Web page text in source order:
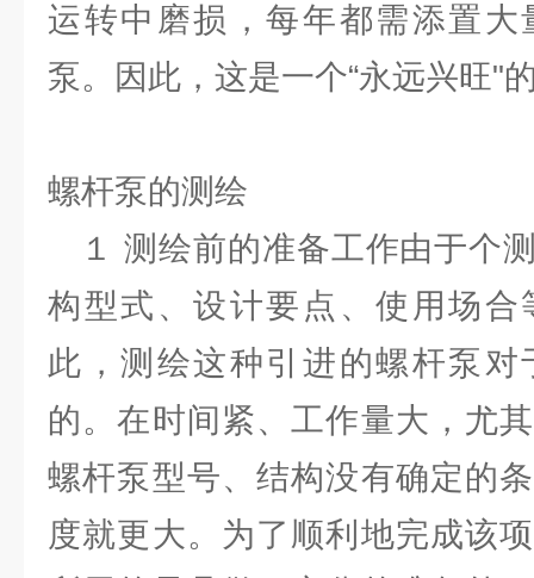
运转中磨损，每年都需添置大
泵。因此，这是一个“永远兴旺"
螺杆泵的测绘
１ 测绘前的准备工作由于个
构型式、设计要点、使用场合
此，测绘这种引进的螺杆泵
的。在时间紧、工作量大，尤
螺杆泵型号、结构没有确定的
度就更大。为了顺利地完成该